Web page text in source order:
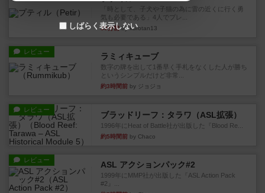
「時として、子犬や子猫の為に雷の近くに行く勇
気も必要である」4人でプレ...
39分前by kurotan13
レビュー ラミィキューブ
数字の牌を出して1番早く手札をなくした人が勝ち
というシンプルだけど非常...
約3時間前 by ジョジョ
レビュー
ブラッドリーフ：タラワ（ASL拡張）
1996年にHeat of Battle社が出版した『Blood Re...
約5時間前 by Chaco
レビュー ASL アクションパック#2
1999年にMMP社が出版した『ASL Action Pack
#2』...
しばらく表示しない